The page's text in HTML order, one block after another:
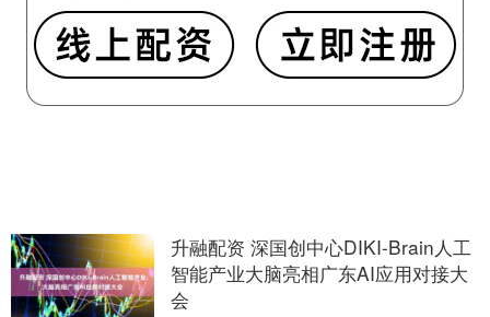
升融配资 深国创中心DIKI-Brain人工
智能产业大脑亮相广东AI应用对接大
会